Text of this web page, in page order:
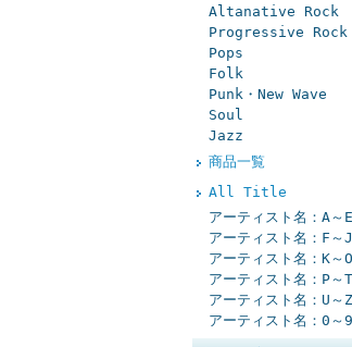
Altanative Rock
Progressive Rock
Pops
Folk
Punk・New Wave
Soul
Jazz
商品一覧
All Title
アーティスト名：A～E
アーティスト名：F～J
アーティスト名：K～O
アーティスト名：P～T
アーティスト名：U～Z
アーティスト名：0～9